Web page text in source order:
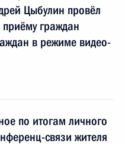
Цыбулин провёл
граждан
в режиме видео-
по итогам личного
связи жителя